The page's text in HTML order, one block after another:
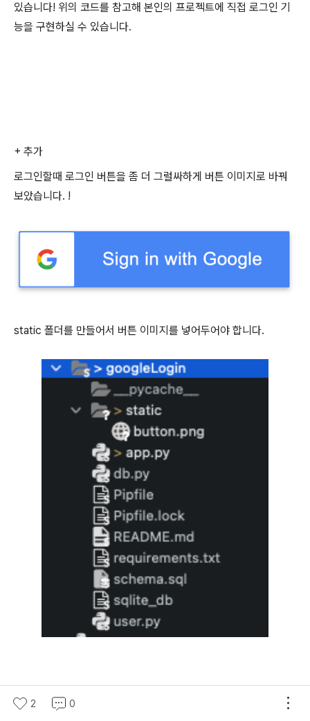
있습니다! 위의 코드를 참고해 본인의 프로젝트에 직접 로그인 기
능을 구현하실 수 있습니다.
+ 추가
로그인할때 로그인 버튼을 좀 더 그럴싸하게 버튼 이미지로 바꿔
보았습니다. !
static 폴더를 만들어서 버튼 이미지를 넣어두어야 합니다.
static 폴더를 경로에 잡아줍니다.
2 0